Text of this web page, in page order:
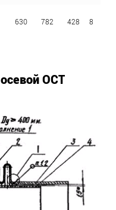
630 782 428 8
ОСТ